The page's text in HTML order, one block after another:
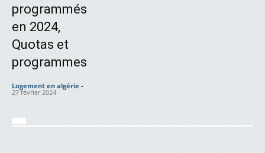
programmés
en 2024,
Quotas et
programmes
Logement en algérie -
27 février 2024